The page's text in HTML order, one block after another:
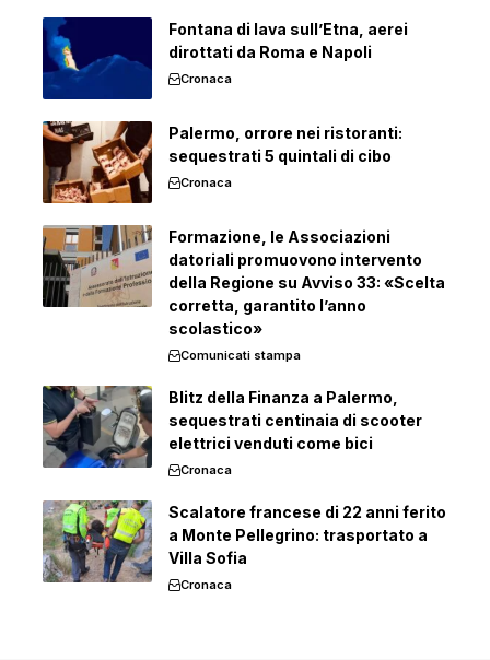
Fontana di lava sull’Etna, aerei
dirottati da Roma e Napoli
Cronaca
Palermo, orrore nei ristoranti:
sequestrati 5 quintali di cibo
Cronaca
Formazione, le Associazioni
datoriali promuovono intervento
della Regione su Avviso 33: «Scelta
corretta, garantito l’anno
scolastico»
Comunicati stampa
Blitz della Finanza a Palermo,
sequestrati centinaia di scooter
elettrici venduti come bici
Cronaca
Scalatore francese di 22 anni ferito
a Monte Pellegrino: trasportato a
Villa Sofia
Cronaca